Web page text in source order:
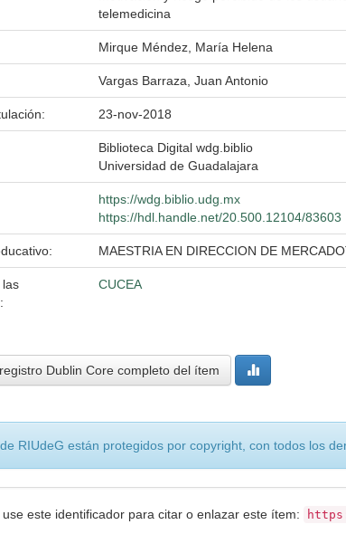
telemedicina
Mirque Méndez, María Helena
Vargas Barraza, Juan Antonio
23-nov-2018
Biblioteca Digital wdg.biblio
Universidad de Guadalajara
https://wdg.biblio.udg.mx
https://hdl.handle.net/20.500.12104/83603
MAESTRIA EN DIRECCION DE
las
CUCEA
Dublin Core completo del ítem
RIUdeG están protegidos por copyright, con todos los
use este identificador para citar o enlazar este ítem: